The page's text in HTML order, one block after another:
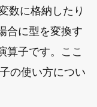
数に格納したり
合に型を変換す
算子です。ここ
の使い方につい